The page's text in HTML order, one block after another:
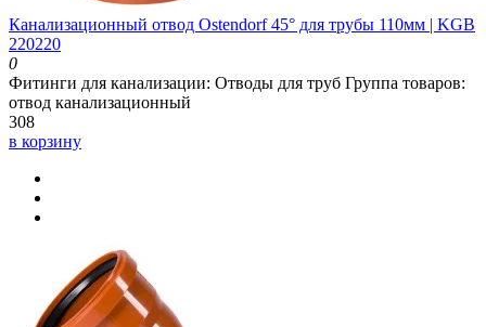
Канализационный отвод Ostendorf 45° для трубы 110мм | KGB
220220
0
Фитинги для канализации: Отводы для труб Группа товаров:
отвод канализационный
308
в корзину